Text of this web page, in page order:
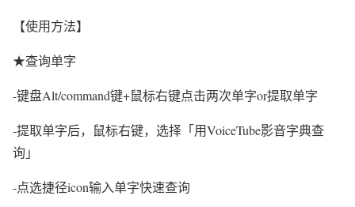
【使用方法】
★查询单字
-键盘Alt/command键+鼠标右键点击两次单字or提取单字
-提取单字后，鼠标右键，选择「用VoiceTube影音字典查
询」
-点选捷径icon输入单字快速查询